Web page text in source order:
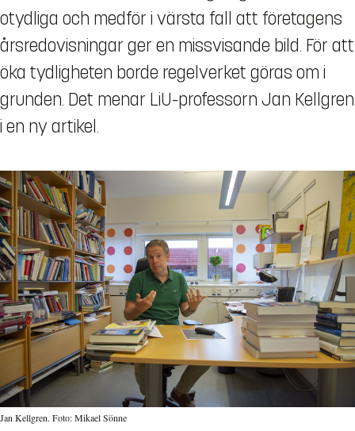
otydliga och medför i värsta fall att företagens
årsredovisningar ger en missvisande bild. För att
öka tydligheten borde regelverket göras om i
grunden. Det menar LiU-professorn Jan Kellgren
i en ny artikel.
Jan Kellgren. Foto: Mikael Sönne